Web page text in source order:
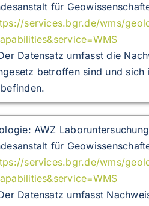
für
services.bgr.de/wms/
Datensatz umfasst die
betroffen sind und
AWZ
für
services.bgr.de/wms/
Datensatz umfasst